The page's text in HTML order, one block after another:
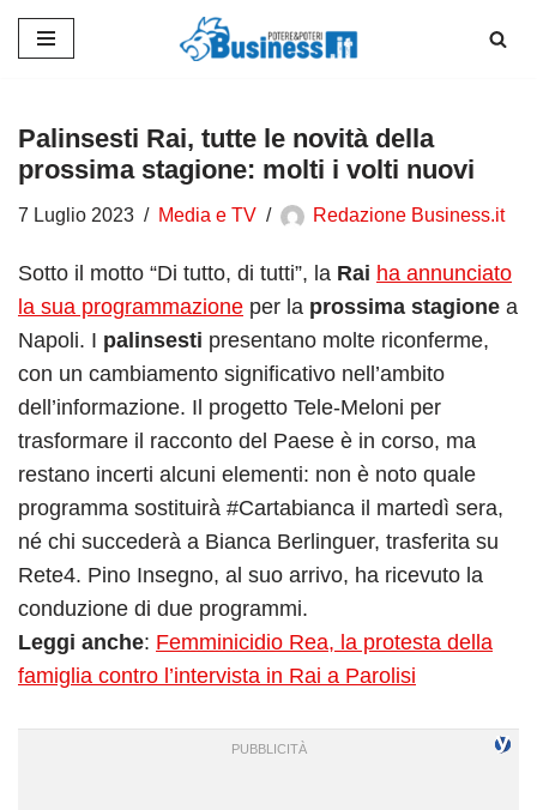
contenuto
Palinsesti Rai, tutte le novità della
prossima stagione: molti i volti nuovi
7 Luglio 2023 Media e TV Redazione Business.it
Sotto il motto “Di tutto, di tutti”, la Rai ha annunciato
la sua programmazione per la prossima stagione a
Napoli. I palinsesti presentano molte riconferme,
con un cambiamento significativo nell’ambito
dell’informazione. Il progetto Tele-Meloni per
trasformare il racconto del Paese è in corso, ma
restano incerti alcuni elementi: non è noto quale
programma sostituirà #Cartabianca il martedì sera,
né chi succederà a Bianca Berlinguer, trasferita su
Rete4. Pino Insegno, al suo arrivo, ha ricevuto la
conduzione di due programmi.
Leggi anche: Femminicidio Rea, la protesta della
famiglia contro l’intervista in Rai a Parolisi